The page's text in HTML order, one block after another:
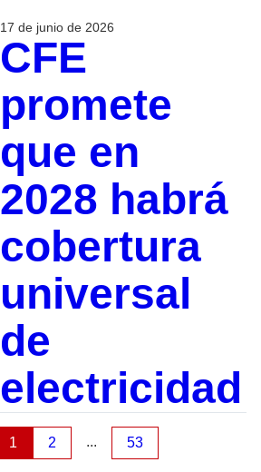
17 de junio de 2026
CFE
promete
que en
2028 habrá
cobertura
universal
de
electricidad
1 2 ... 53